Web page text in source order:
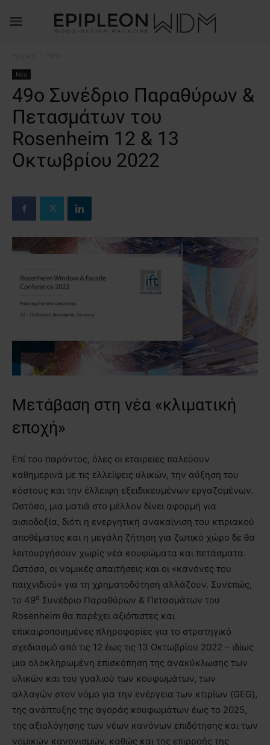
Νέα
49ο Συνέδριο Παραθύρων &
Πετασμάτων του
Rosenheim 12 & 13
Οκτωβρίου 2022
Μετάβαση στη νέα «κλιματική
εποχή»
Επί του παρόντος, όλες οι εταιρείες παλεύουν
καθημερινά με τις ελλείψεις υλικών, την αύξηση του
κόστους και την έλλειψη εξειδικευμένων εργαζομένων.
Ωστόσο, μια ματιά στο μέλλον δίνει αφορμή για
αισιοδοξία, διότι η ενεργητική ανακαίνιση του κτιριακού
αποθέματος και η μεγάλη ζήτηση για ζωτικό χώρο δε θα
λειτουργήσουν χωρίς νέα κουφώματα και πετάσματα.
Ωστόσο, οι νομικές απαιτήσεις και οι «κανόνες του
παιχνιδιού» για τη χρηματοδότηση αλλάζουν. Συνεπώς,
το 49ο Συνέδριο Παραθύρων & Πετασμάτων του
Rosenheim θα παρέχει αξιόπιστες και
επικαιροποιημένες πληροφορίες για το στρατηγικό
σχεδιασμό από τις 12 έως τις 13 Οκτωβρίου 2022 – ιδίως
μια ολοκληρωμένη επισκόπηση της ανακύκλωσης των
υλικών και του γυαλιού των κουφωμάτων, των
αλλαγών στον νόμο για την ενέργεια των κτιρίων (GEG),
της ανάπτυξης της αγοράς κουφωμάτων έως το 2025,
της αξιολόγησης των νέων κανόνων επιδότησης και των
νομικών κανονισμών, καθώς και της επιρροής της